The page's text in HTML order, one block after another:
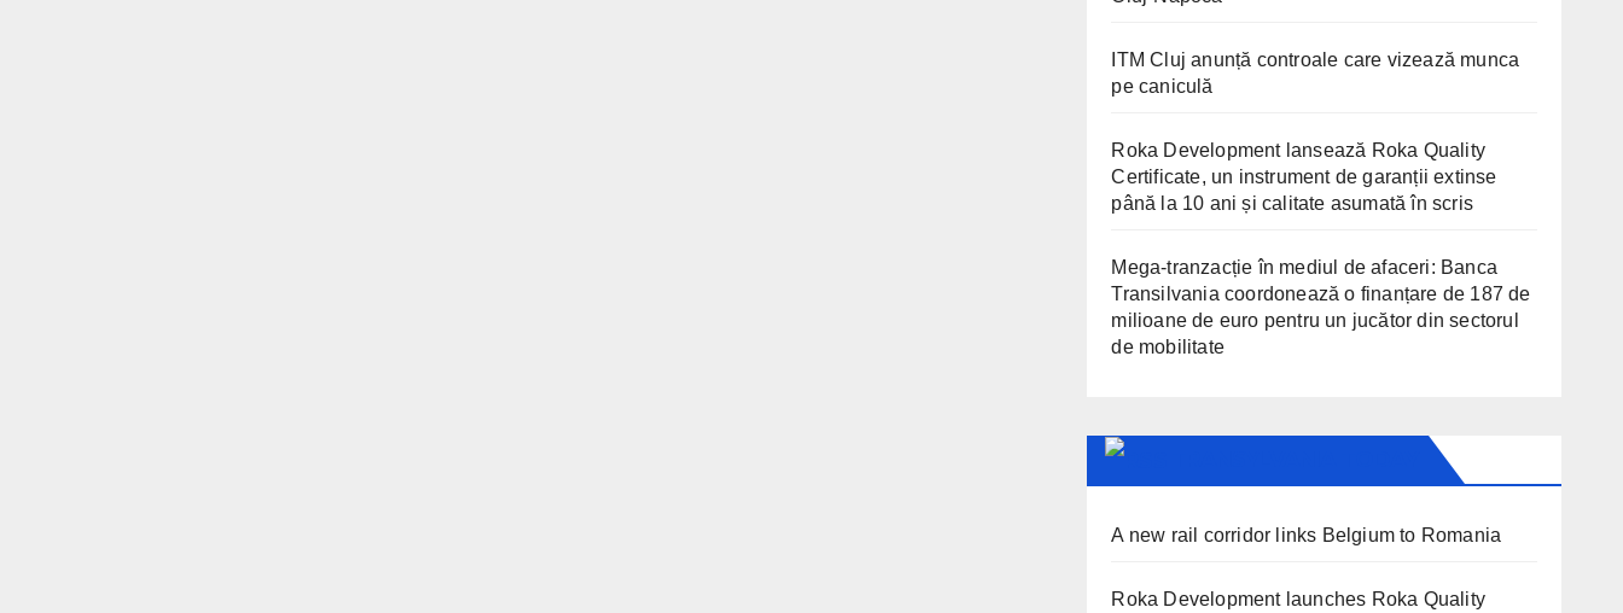
ITM Cluj anunță controale care vizează munca
pe caniculă
Roka Development lansează Roka Quality
Certificate, un instrument de garanții extinse
până la 10 ani și calitate asumată în scris
Mega-tranzacție în mediul de afaceri: Banca
Transilvania coordonează o finanțare de 187 de
milioane de euro pentru un jucător din sectorul
de mobilitate
A new rail corridor links Belgium to Romania
Roka Development launches Roka Quality